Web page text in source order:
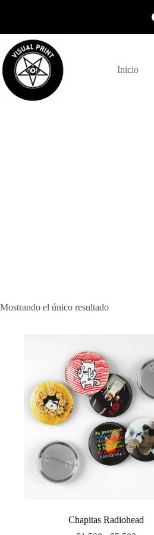
Inicio
Mostrando el único resultado
Chapitas Radiohead